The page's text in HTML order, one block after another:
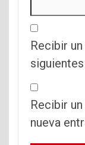
Recibir
Recibir
nueva